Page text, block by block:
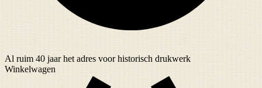
Al ruim 40 jaarhet adres voor historisch drukwerk
Winkelwagen